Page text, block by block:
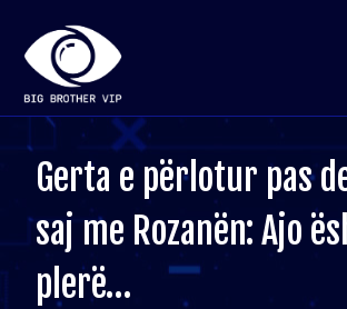
Gerta e përlotur pas
saj me Rozanën: Ajo
plerë…